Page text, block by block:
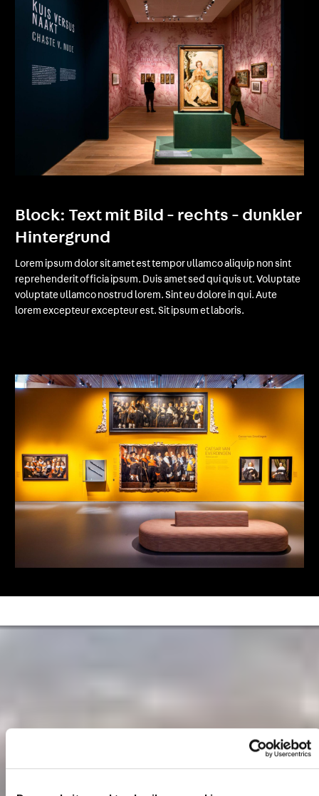
Block: Text mit Bild - rechts - dunkler
Hintergrund
Lorem ipsum dolor sit amet est tempor ullamco aliquip non sint
reprehenderit officia ipsum. Duis amet sed qui quis ut. Voluptate
voluptate ullamco nostrud lorem. Sint eu dolore in qui. Aute
lorem excepteur excepteur est. Sit ipsum et laboris.